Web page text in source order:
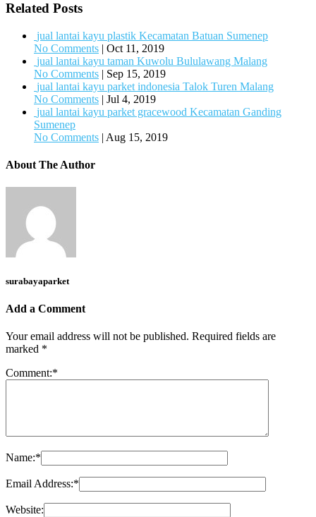
Related Posts
jual lantai kayu plastik Kecamatan Batuan Sumenep
No Comments | Oct 11, 2019
jual lantai kayu taman Kuwolu Bululawang Malang
No Comments | Sep 15, 2019
jual lantai kayu parket indonesia Talok Turen Malang
No Comments | Jul 4, 2019
jual lantai kayu parket gracewood Kecamatan Ganding
Sumenep
No Comments | Aug 15, 2019
About The Author
surabayaparket
Add a Comment
Your email address will not be published. Required fields are
marked *
Comment:*
Name:*
Email Address:*
Website: